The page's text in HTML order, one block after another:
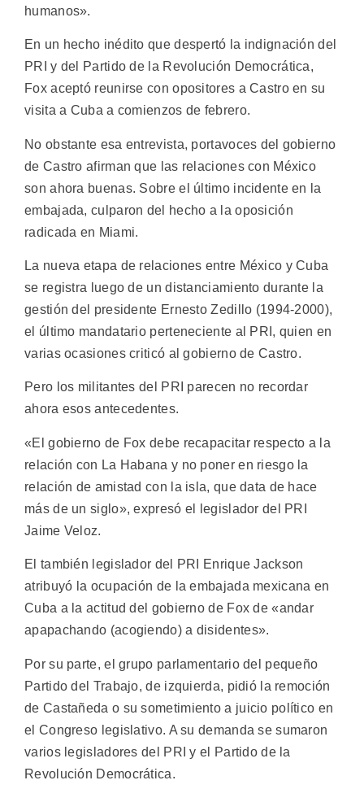
humanos».
En un hecho inédito que despertó la indignación del
PRI y del Partido de la Revolución Democrática,
Fox aceptó reunirse con opositores a Castro en su
visita a Cuba a comienzos de febrero.
No obstante esa entrevista, portavoces del gobierno
de Castro afirman que las relaciones con México
son ahora buenas. Sobre el último incidente en la
embajada, culparon del hecho a la oposición
radicada en Miami.
La nueva etapa de relaciones entre México y Cuba
se registra luego de un distanciamiento durante la
gestión del presidente Ernesto Zedillo (1994-2000),
el último mandatario perteneciente al PRI, quien en
varias ocasiones criticó al gobierno de Castro.
Pero los militantes del PRI parecen no recordar
ahora esos antecedentes.
«El gobierno de Fox debe recapacitar respecto a la
relación con La Habana y no poner en riesgo la
relación de amistad con la isla, que data de hace
más de un siglo», expresó el legislador del PRI
Jaime Veloz.
El también legislador del PRI Enrique Jackson
atribuyó la ocupación de la embajada mexicana en
Cuba a la actitud del gobierno de Fox de «andar
apapachando (acogiendo) a disidentes».
Por su parte, el grupo parlamentario del pequeño
Partido del Trabajo, de izquierda, pidió la remoción
de Castañeda o su sometimiento a juicio político en
el Congreso legislativo. A su demanda se sumaron
varios legisladores del PRI y el Partido de la
Revolución Democrática.